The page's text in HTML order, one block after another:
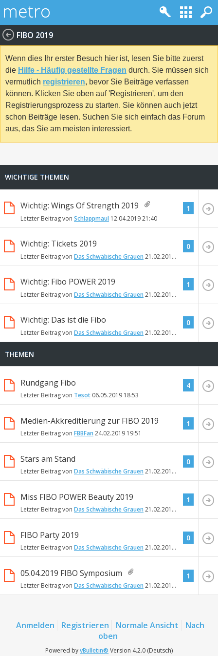
FIBO 2019
Wenn dies Ihr erster Besuch hier ist, lesen Sie bitte zuerst
die Hilfe - Häufig gestellte Fragen durch. Sie müssen sich
vermutlich registrieren, bevor Sie Beiträge verfassen
können. Klicken Sie oben auf 'Registrieren', um den
Registrierungsprozess zu starten. Sie können auch jetzt
schon Beiträge lesen. Suchen Sie sich einfach das Forum
aus, das Sie am meisten interessiert.
WICHTIGE THEMEN
Wichtig: Wings Of Strength 2019
Letzter Beitrag von Schlappmaul 12.04.201921:40
1
Wichtig: Tickets 2019
Letzter Beitrag von Das Schwäbische Grauen 21.02.2019
0
Wichtig: Fibo POWER 2019
Letzter Beitrag von Das Schwäbische Grauen 21.02.2019
1
Wichtig: Das ist die Fibo
Letzter Beitrag von Das Schwäbische Grauen 21.02.2019
0
THEMEN
Rundgang Fibo
Letzter Beitrag von Tesot 06.05.2019 18:53
4
Medien-Akkreditierung zur FIBO 2019
Letzter Beitrag von FBBFan 24.02.2019 19:51
1
Stars am Stand
Letzter Beitrag von Das Schwäbische Grauen 21.02.2019
0
Miss FIBO POWER Beauty 2019
Letzter Beitrag von Das Schwäbische Grauen 21.02.2019
1
FIBO Party 2019
Letzter Beitrag von Das Schwäbische Grauen 21.02.2019
0
05.04.2019 FIBO Symposium
Letzter Beitrag von Das Schwäbische Grauen 21.02.2019
1
Anmelden Registrieren Normale Ansicht
Nach
oben
Powered byvBulletin® Version 4.2.0 (Deutsch)